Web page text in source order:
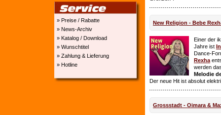
» Preise / Rabatte
» News-Archiv
» Katalog / Download
» Wunschtitel
» Zahlung & Lieferung
» Hotline
New Religion - Bebe
Einer der
Jahre ist
Dance-
Rexha
werden
Melodie
Der neue Hit ist absolut
Grossstadt - Oimara &